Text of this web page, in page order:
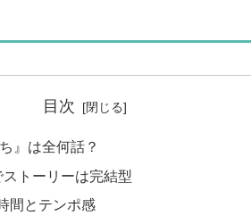
目次
』は全何話？
トーリーは完結型
間とテンポ感